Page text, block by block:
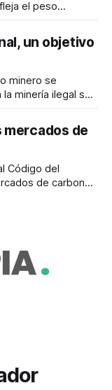
el peso
un objetivo
minero se
minería ilegal se
mercados de
Código del
de carbono,